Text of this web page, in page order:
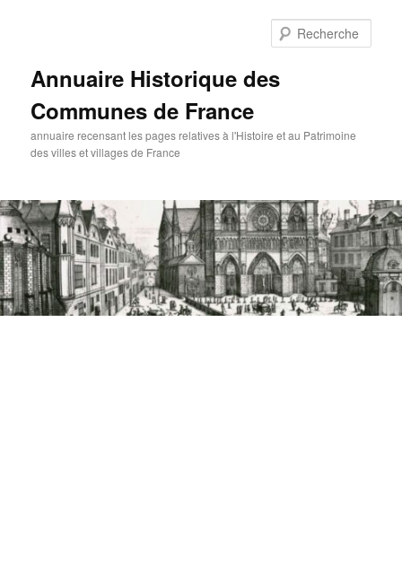
Annuaire Historique des
Communes de France
annuaire recensant les pages relatives à l'Histoire et au Patrimoine
des villes et villages de France